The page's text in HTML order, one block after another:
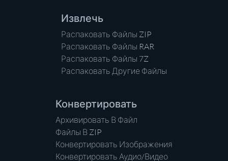
Извлечь
Распаковать Файлы ZIP
Распаковать Файлы RAR
Распаковать Файлы 7Z
Распаковать Другие Файлы
Конвертировать
Архивировать В Файл
Файлы В ZIP
Конвертировать Изображения
Конвертировать Аудио/Видео